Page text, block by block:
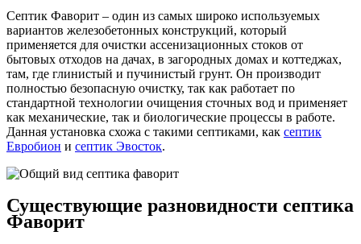
Септик Фаворит – один из самых широко используемых
вариантов железобетонных конструкций, который
применяется для очистки ассенизационных стоков от
бытовых отходов на дачах, в загородных домах и коттеджах,
там, где глинистый и пучинистый грунт. Он производит
полностью безопасную очистку, так как работает по
стандартной технологии очищения сточных вод и применяет
как механические, так и биологические процессы в работе.
Данная установка схожа с такими септиками, как септик
Евробион и септик Эвосток.
Существующие разновидности септика
Фаворит